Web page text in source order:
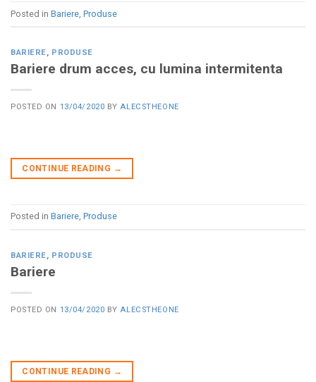
Posted in Bariere Produse
BARIERE, PRODUSE
Bariere drum acces, cu lumina intermitenta
POSTED ON 13/04/2020 BYALECSTHEONE
CONTINUE READING →
Posted in Bariere, Produse
BARIERE, PRODUSE
Bariere
POSTED ON 13/04/2020 BY ALECSTHEONE
CONTINUE READING →